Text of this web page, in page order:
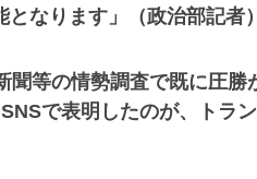
なります」（政治部記者）
等の情勢調査で既に圧勝
で表明したのが、トラ